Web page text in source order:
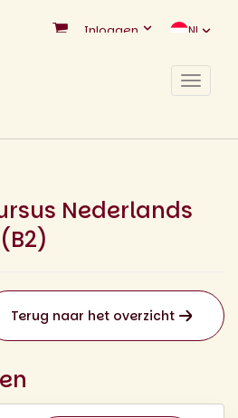
Inloggen NL
Toggle
Nederlands
Terug naar het overzicht